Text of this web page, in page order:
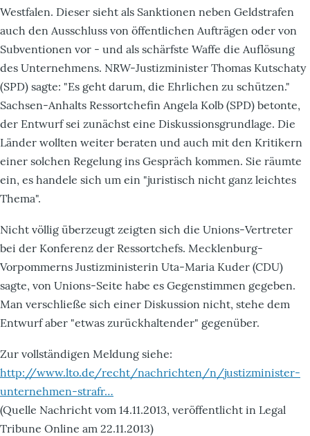
Westfalen. Dieser sieht als Sanktionen neben Geldstrafen
auch den Ausschluss von öffentlichen Aufträgen oder von
Subventionen vor - und als schärfste Waffe die Auflösung
des Unternehmens. NRW-Justizminister Thomas Kutschaty
(SPD) sagte: "Es geht darum, die Ehrlichen zu schützen."
Sachsen-Anhalts Ressortchefin Angela Kolb (SPD) betonte,
der Entwurf sei zunächst eine Diskussionsgrundlage. Die
Länder wollten weiter beraten und auch mit den Kritikern
einer solchen Regelung ins Gespräch kommen. Sie räumte
ein, es handele sich um ein "juristisch nicht ganz leichtes
Thema".
Nicht völlig überzeugt zeigten sich die Unions-Vertreter
bei der Konferenz der Ressortchefs. Mecklenburg-
Vorpommerns Justizministerin Uta-Maria Kuder (CDU)
sagte, von Unions-Seite habe es Gegenstimmen gegeben.
Man verschließe sich einer Diskussion nicht, stehe dem
Entwurf aber "etwas zurückhaltender" gegenüber.
Zur vollständigen Meldung siehe:
http://www.lto.de/recht/nachrichten/n/justizminister-
unternehmen-strafr…
(Quelle Nachricht vom 14.11.2013, veröffentlicht in Legal
Tribune Online am 22.11.2013)